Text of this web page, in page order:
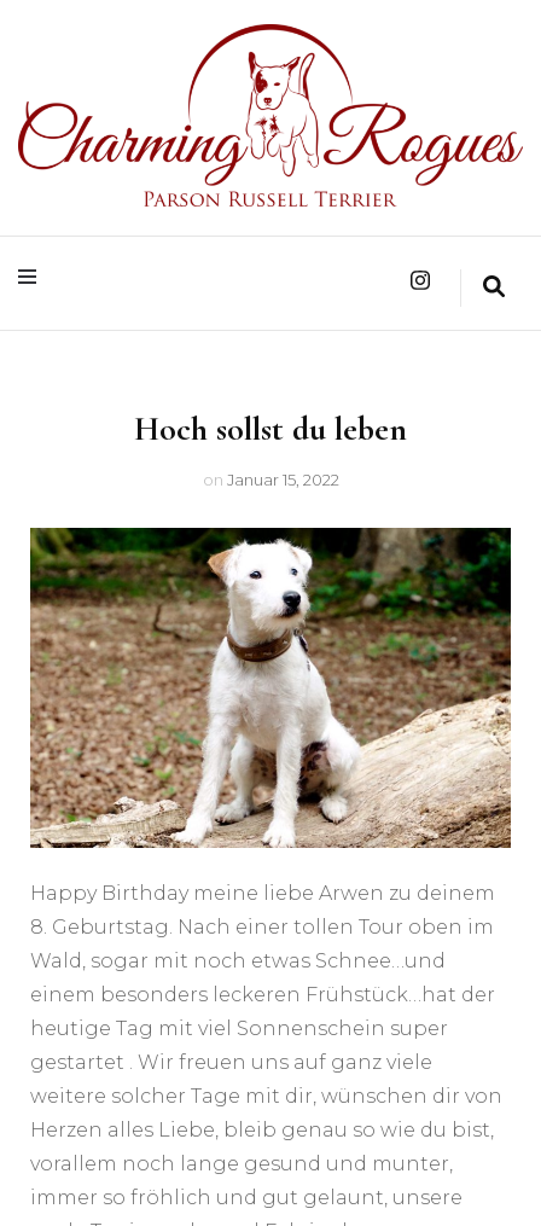
Charming Rogues
Hoch sollst du leben
on Januar 15, 2022
Happy Birthday meine liebe Arwen zu deinem
8. Geburtstag. Nach einer tollen Tour oben im
Wald, sogar mit noch etwas Schnee…und
einem besonders leckeren Frühstück…hat der
heutige Tag mit viel Sonnenschein super
gestartet . Wir freuen uns auf ganz viele
weitere solcher Tage mit dir, wünschen dir von
Herzen alles Liebe, bleib genau so wie du bist,
vorallem noch lange gesund und munter,
immer so fröhlich und gut gelaunt, unsere